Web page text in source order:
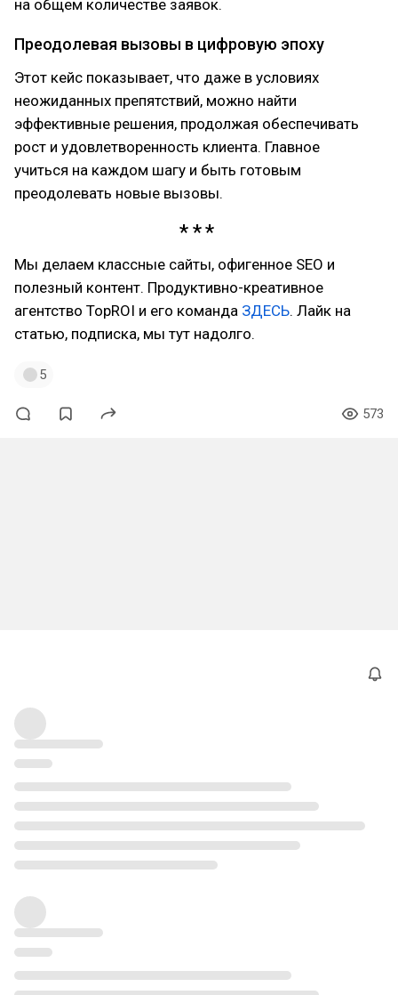
на общем количестве заявок.
Преодолевая вызовы в цифровую эпоху
Этот кейс показывает, что даже в условиях
неожиданных препятствий, можно найти
эффективные решения, продолжая обеспечивать
рост и удовлетворенность клиента. Главное
учиться на каждом шагу и быть готовым
преодолевать новые вызовы.
Мы делаем классные сайты, офигенное SEO и
полезный контент. Продуктивно-креативное
агентство TopROI и его команда ЗДЕСЬ. Лайк на
статью, подписка, мы тут надолго.
5
573